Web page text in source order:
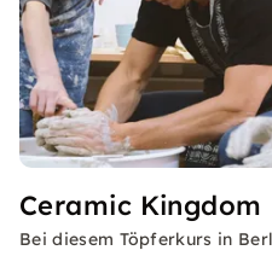
Ceramic Kingdom
Bei diesem Töpferkurs in